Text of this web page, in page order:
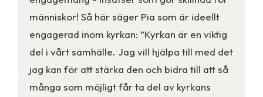
människor! Så här säger Pia som är ideellt
engagerad inom kyrkan: ”Kyrkan är en viktig
del i vårt samhälle. Jag vill hjälpa till med det
jag kan för att stärka den och bidra till att så
många som möjligt får ta del av kyrkans